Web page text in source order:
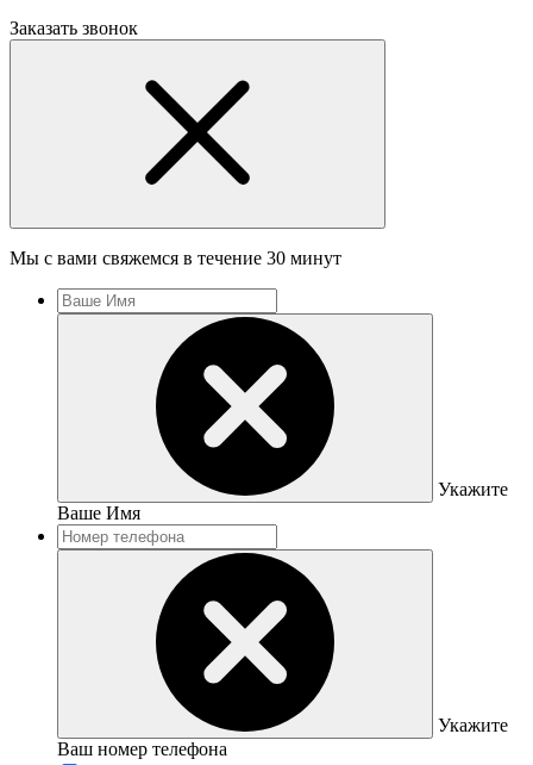
Заказать звонок
Мы с вами свяжемся в течение 30 минут
Укажите
Ваше Имя
Укажите
Ваш номер телефона